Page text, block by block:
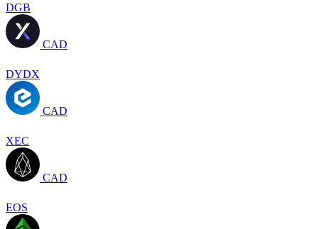
DGB
CAD
DYDX
CAD
XEC
CAD
EOS